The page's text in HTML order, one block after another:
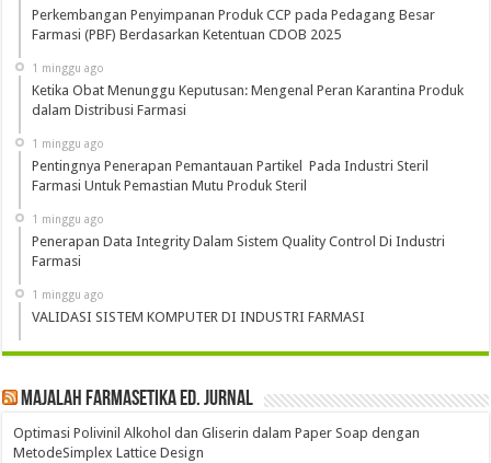
Perkembangan Penyimpanan Produk CCP pada Pedagang Besar
Farmasi (PBF) Berdasarkan Ketentuan CDOB 2025
1 minggu ago
Ketika Obat Menunggu Keputusan: Mengenal Peran Karantina Produk
dalam Distribusi Farmasi
1 minggu ago
Pentingnya Penerapan Pemantauan Partikel Pada Industri Steril
Farmasi Untuk Pemastian Mutu Produk Steril
1 minggu ago
Penerapan Data Integrity Dalam Sistem Quality Control Di Industri
Farmasi
1 minggu ago
VALIDASI SISTEM KOMPUTER DI INDUSTRI FARMASI
Majalah Farmasetika Ed. Jurnal
Optimasi Polivinil Alkohol dan Gliserin dalam Paper Soap dengan
MetodeSimplex Lattice Design